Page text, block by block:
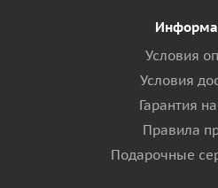
Условия
Условия
Гарантия
Правила
Подарочные